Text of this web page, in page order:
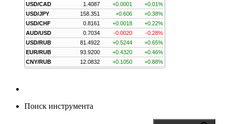
USD/CAD
1.4087 +0.0001
+0.01%
USD/JPY
158.351 +0.606
+0.38%
USD/CHF
0.8161 +0.0018
+0.22%
AUD/USD
0.7034 -0.0020
-0.28%
USD/RUB
81.4922 +0.5244
+0.65%
EUR/RUB
93.9200 +0.4320
+0.46%
CNY/RUB
12.0832 +0.1050 +0.88%
Поиск инструмента